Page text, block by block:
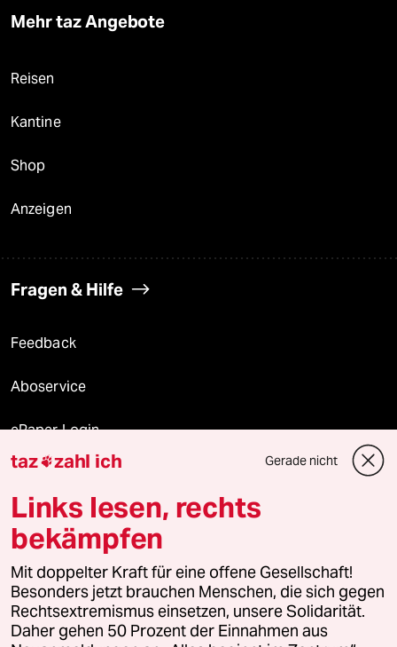
Mehr taz Angebote
Reisen
Kantine
Shop
Anzeigen
Fragen & Hilfe
Feedback
Aboservice
ePaper Login
Downloads für Abonnierende
© 2026 taz Verlags und Vertriebs GmbH
Alle Rechte vorbehalten. Bei rechtlichen Fragen oder für Genehmigungen
wenden Sie sich bitte an
lizenzen@taz.de
Feedback Redaktionsstatut Kommune-Richtlinien
taz zahl ich Gerade nicht
Links lesen, rechts
bekämpfen
Mit doppelter Kraft für eine offene Gesellschaft!
Besonders jetzt brauchen Menschen, die sich gegen
Rechtsextremismus einsetzen, unsere Solidarität.
Daher gehen 50 Prozent der Einnahmen aus